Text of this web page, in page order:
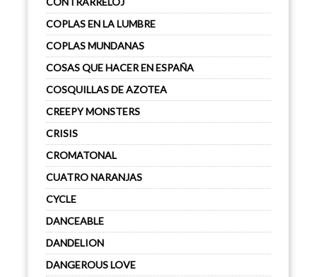
COPLAS EN LA LUMBRE
COPLAS MUNDANAS
COSAS QUE HACER EN ESPAÑA
COSQUILLAS DE AZOTEA
CREEPY MONSTERS
CRISIS
CROMATONAL
CUATRO NARANJAS
CYCLE
DANCEABLE
DANDELION
DANGEROUS LOVE